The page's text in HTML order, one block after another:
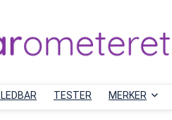
TESTER MERKER